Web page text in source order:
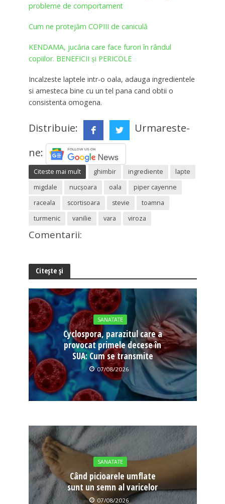
probleme de comportament
Cum ne protejăm COPIII de caniculă
KENDAMA, jucăria care face furori în rândul
copiilor. BENEFICII și PERICOLE
Incalzeste laptele intr-o oala, adauga ingredientele
si amesteca bine cu un tel pana cand obtii o
consistenta omogena.
Distribuie:
Urmareste-
ne:
Citeste mai mult ghimbir ingrediente
lapte
migdale
nucşoara oala
piper cayenne
raceala
scortisoara stevie
toamna
turmenic
vanilie vara viroza
Comentarii:
Citește și
SANATATE
Cyclospora, parazitul care a
provocat primele decese în
SUA: Cum se transmite
07/08/2026
SANATATE
Când picioarele umflate
sunt un semn al varicelor
07/08/2026